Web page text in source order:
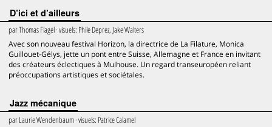
D’ici et d’ailleurs
parThomas Flagel· visuels: Phile Deprez, Jake Walters
Avec son nouveau festival Horizon, la directrice de La Filature, Monica
Guillouet-Gélys, jette un pont entre Suisse, Allemagne et France en invitant
des créateurs éclectiques à Mulhouse. Un regard transeuropéen reliant
préoccupations artistiques et sociétales.
Jazz mécanique
parLaurie Wendenbaum· visuels: Patrice Calamel